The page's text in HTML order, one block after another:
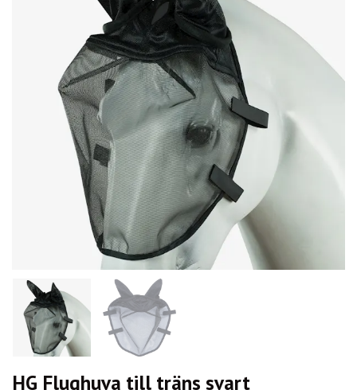
HG Flughuva till träns svart